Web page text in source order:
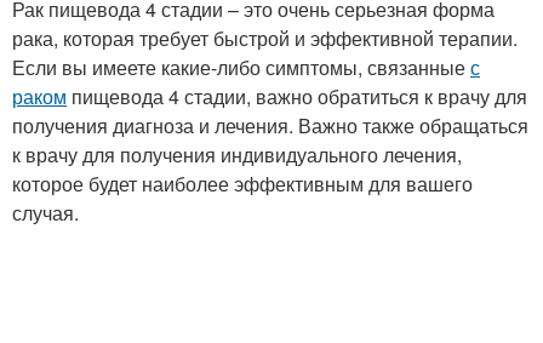
Рак пищевода 4 стадии – это очень серьезная форма
рака, которая требует быстрой и эффективной терапии.
Если вы имеете какие-либо симптомы, связанныес
раком пищевода 4 стадии, важно обратиться к врачу для
получения диагноза и лечения. Важно также обращаться
к врачу для получения индивидуального лечения,
которое будет наиболее эффективным для вашего
случая.